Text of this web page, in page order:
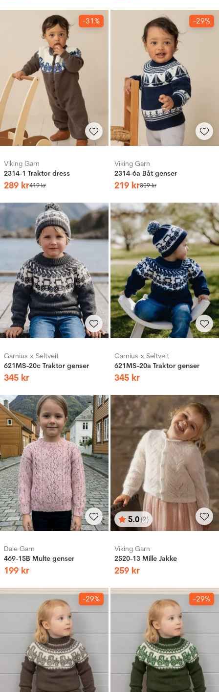
-31%
Viking Garn
2314-1 Traktor dress
289 kr419kr
-29%
Viking Garn
2314-6a Båt genser
219 kr309kr
Garnius x Seltveit
621MS-20c Traktor genser
345 kr
Garnius x Seltveit
621MS-20a Traktor genser
345 kr
Dale Garn
469-15B Multe genser
199 kr
Vurdering:
5.0(2)
ud af 5 stjerner
Viking Garn
2520-13 Mille Jakke
259 kr
-29% -29%